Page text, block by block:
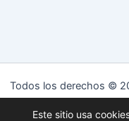
Todos los derechos ©
Este sitio usa